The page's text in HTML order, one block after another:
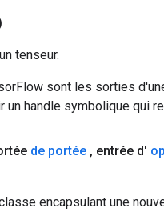
tenseur.
sont les sorties
handle symbolique qui
de portée , entrée d'
encapsulant une